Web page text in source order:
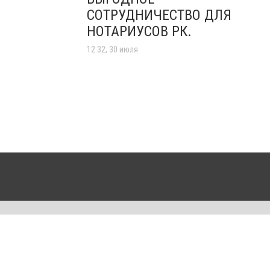
СОТРУДНИЧЕСТВО ДЛЯ
НОТАРИУСОВ РК.
12:32, 30 июля